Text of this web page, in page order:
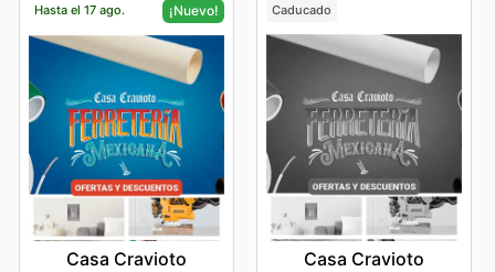
Hasta el 17 ago. ¡Nuevo!
Casa Cravioto
Caducado
Casa Cravioto